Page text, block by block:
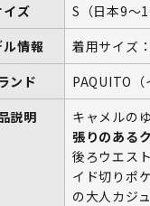
イズ
S（日本9〜
ル情報
着用サイズ
ンド
PAQUITO（
説明
キャメルの
張りのある
後ろウエス
イド切りポ
の大人カジ